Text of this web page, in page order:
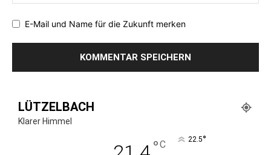
E-Mail und Name für die Zukunft merken
LÜTZELBACH
Klarer Himmel
°C 22.5°